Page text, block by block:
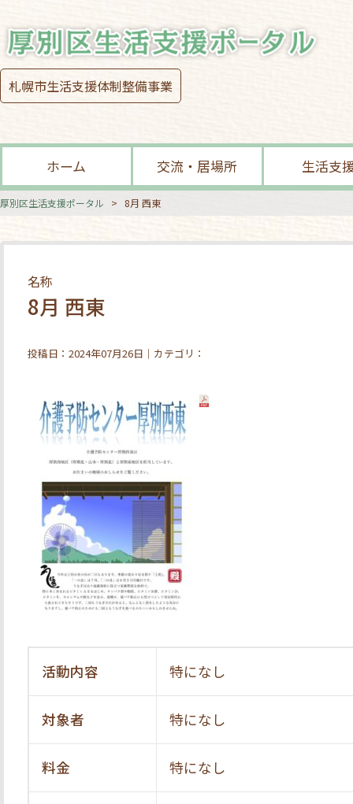
札幌市生活支援体制整備事業
ホーム 交流・居場所 生活支
厚別区生活支援ポータル > 8月 西東
名称
8月 西東
投稿日：2024年07月26日｜カテゴリ：
活動内容 特になし
対象者 特になし
料金 特になし